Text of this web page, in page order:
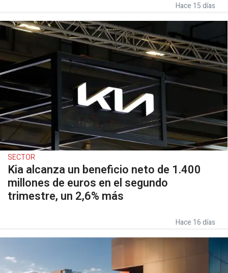
Hace 15 días
SECTOR
Kia alcanza un beneficio neto de 1.400
millones de euros en el segundo
trimestre, un 2,6% más
Hace 16 días